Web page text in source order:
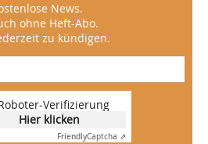
News.
ohne Heft-Abo.
zu kündigen.
Verifizierung
Hier klicken
FriendlyCaptcha ⇗